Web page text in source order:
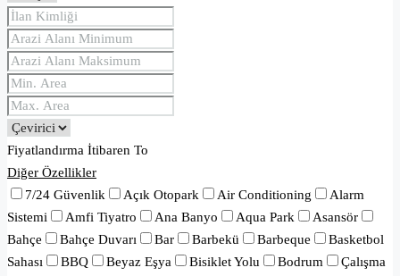
Fiyatlandırma İtibaren To
Diğer Özellikler
7/24 Güvenlik
Açık Otopark Air Conditioning
Alarm
Sistemi
Amfi Tiyatro Ana Banyo Aqua Park
Asansör
Bahçe
Bahçe Duvarı Bar Barbekü Barbeque
Basketbol
Sahası
BBQ Beyaz Eşya Bisiklet Yolu Bodrum
Çalışma